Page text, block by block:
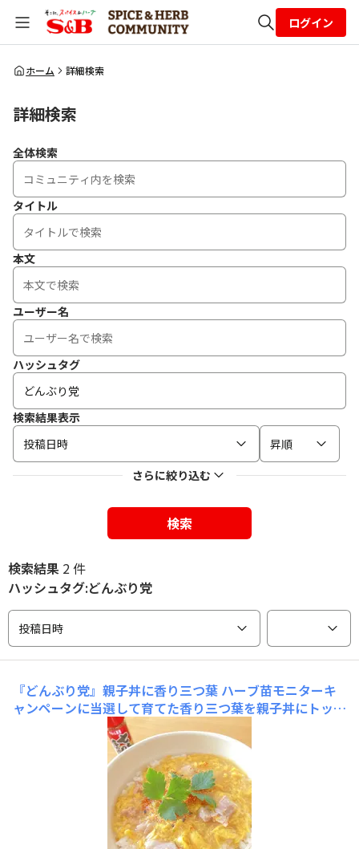
全体検索
ログイン
ホーム 詳細検索
詳細検索
全体検索
タイトル
本文
ユーザー名
ハッシュタグ
検索結果表示
投稿日時
昇順
さらに絞り込む
検索
検索結果 2 件
ハッシュタグ:どんぶり党
投稿日時
『どんぶり党』親子丼に香り三つ葉 ハーブ苗モニターキ
ャンペーンに当選して育てた香り三つ葉を親子丼にトッピ
ングしました☘️そして、欠かせないのが七味唐からし🌶️上
品な味わいの親子丼に三つ葉のさわやかな香り、七味のピ
リッとした辛みがきいて美味しかったです😋